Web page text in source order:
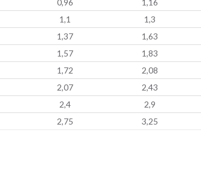
0,96 1,16
1,1 1,3
1,37 1,63
1,57 1,83
1,72 2,08
2,07 2,43
2,4 2,9
2,75 3,25